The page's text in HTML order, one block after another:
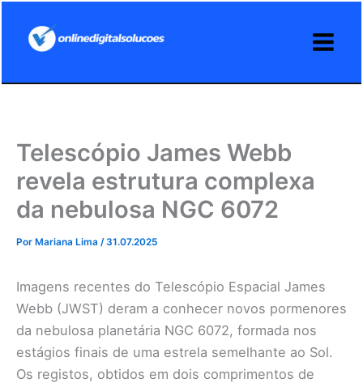
Telescópio James Webb
revela estrutura complexa
da nebulosa NGC 6072
Por Mariana Lima /31.07.2025
Imagens recentes do Telescópio Espacial James
Webb (JWST) deram a conhecer novos pormenores
da nebulosa planetária NGC 6072, formada nos
estágios finais de uma estrela semelhante ao Sol.
Os registos, obtidos em dois comprimentos de